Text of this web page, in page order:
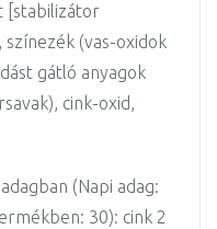
[stabilizátor
(vas-oxidok
gátló anyagok
cink-oxid,
(Napi adag:
30): cink 2